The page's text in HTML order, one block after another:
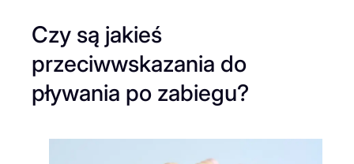
Czy są jakieś
przeciwwskazania do
pływania po zabiegu?